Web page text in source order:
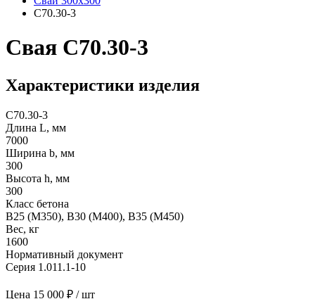
С70.30-3
Свая С70.30-3
Характеристики изделия
С70.30-3
Длина L, мм
7000
Ширина b, мм
300
Высота h, мм
300
Класс бетона
В25 (М350), B30 (M400), B35 (M450)
Вес, кг
1600
Нормативный документ
Серия 1.011.1-10
Цена 15 000 ₽ / шт